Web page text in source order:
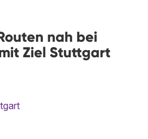
nah bei
Ziel Stuttgart